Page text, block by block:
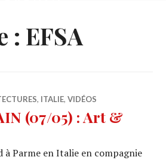
: EFSA
, ITALIE,VIDÉOS
(07/05) : Art &
à Parme en Italie en compagnie